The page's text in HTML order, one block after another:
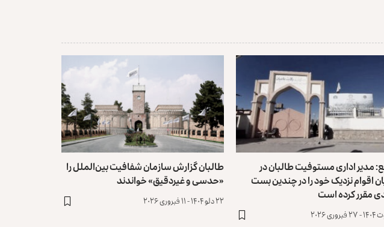
مدیر اداری مستوفیت طالبان در
اقوام نزدیک خود را در چندین بست
مقرر کرده است
طالبان گزارش سازمان شفافیت بین‌الملل را
«حدسی و غیردقیق» خواندند
۲۲ دلو ۱۴۰۴ - ۱۱ فبروری ۲۰۲۶